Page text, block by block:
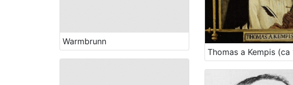
Warmbrunn